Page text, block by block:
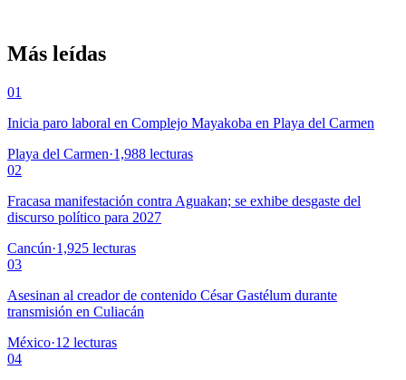
Más leídas
01
Inicia paro laboral en Complejo Mayakoba en Playa del Carmen
Playa del Carmen·1,988 lecturas
02
Fracasa manifestación contra Aguakan; se exhibe desgaste del
discurso político para 2027
Cancún·1,925 lecturas
03
Asesinan al creador de contenido César Gastélum durante
transmisión en Culiacán
México·12 lecturas
04